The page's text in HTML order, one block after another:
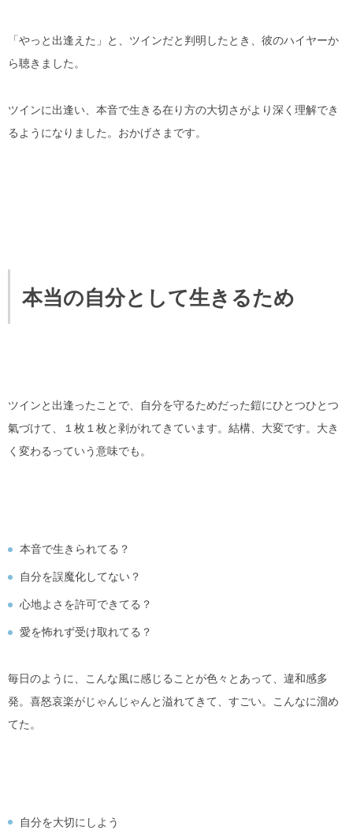
「やっと出逢えた」と、ツインだと判明したとき、彼のハイヤーか
ら聴きました。
ツインに出逢い、本音で生きる在り方の大切さがより深く理解でき
るようになりました。おかげさまです。
本当の自分として生きるため
ツインと出逢ったことで、自分を守るためだった鎧にひとつひとつ
氣づけて、１枚１枚と剥がれてきています。結構、大変です。大き
く変わるっていう意味でも。
本音で生きられてる？
自分を誤魔化してない？
心地よさを許可できてる？
愛を怖れず受け取れてる？
毎日のように、こんな風に感じることが色々とあって、違和感多
発。喜怒哀楽がじゃんじゃんと溢れてきて、すごい。こんなに溜め
てた。
自分を大切にしよう